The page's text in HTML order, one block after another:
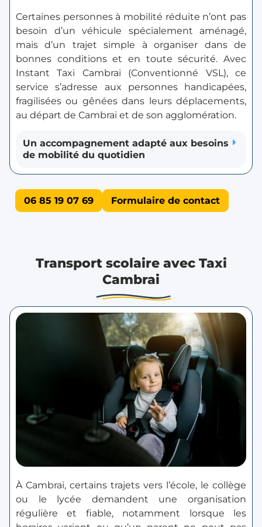
Certaines personnes à mobilité réduite n’ont pas
besoin d’un véhicule spécialement aménagé,
mais d’un trajet simple à organiser dans de
bonnes conditions et en toute sécurité. Avec
Instant Taxi Cambrai (Conventionné VSL), ce
service s’adresse aux personnes handicapées,
fragilisées ou gênées dans leurs déplacements,
au départ de Cambrai et de son agglomération.
Un accompagnement adapté aux besoins
de mobilité du quotidien
06 85 19 07 69 Formulaire de contact
Transport scolaire avec Taxi
Cambrai
À Cambrai, certains trajets vers l’école, le collège
ou le lycée demandent une organisation
régulière et fiable, notamment lorsque les